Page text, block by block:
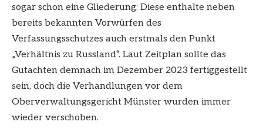
sogar schon eine Gliederung: Diese enthalte neben
bereits bekannten Vorwürfen des
Verfassungsschutzes auch erstmals den Punkt
„Verhältnis zu Russland“. Laut Zeitplan sollte das
Gutachten demnach im Dezember 2023 fertiggestellt
sein, doch die Verhandlungen vor dem
Oberverwaltungsgericht Münster wurden immer
wieder verschoben.